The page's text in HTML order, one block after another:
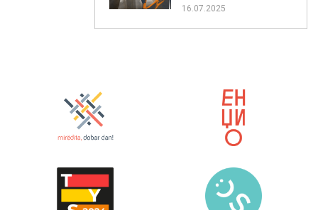
16.07.2025